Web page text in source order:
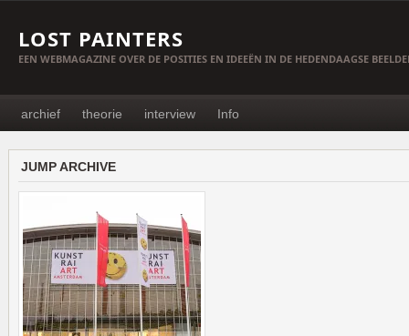
LOST PAINTERS
EEN WEBMAGAZINE OVER DE POSITIES EN IDEEËN IN DE HEDENDAAGSE
archief theorie interview Info
JUMP ARCHIVE